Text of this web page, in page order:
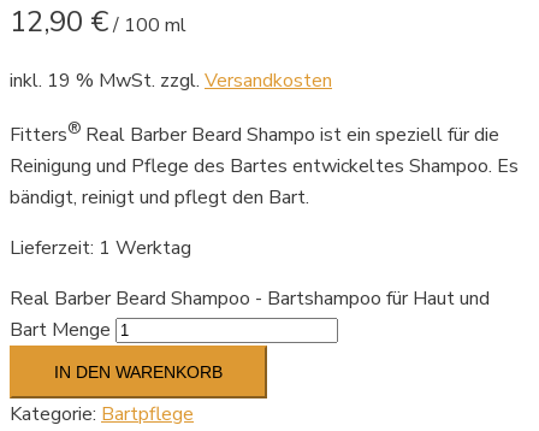
12,90 €/ 100 ml
inkl. 19 % MwSt. zzgl. Versandkosten
Fitters® Real Barber Beard Shampo ist ein speziell für die
Reinigung und Pflege des Bartes entwickeltes Shampoo. Es
bändigt, reinigt und pflegt den Bart.
Lieferzeit: 1 Werktag
Real Barber Beard Shampoo - Bartshampoo für Haut und
Bart Menge
IN DEN WARENKORB
Kategorie: Bartpflege